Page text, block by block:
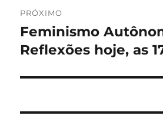
PRÓXIMO
Próximo
post:
Feminismo
Reflexões hoje, as